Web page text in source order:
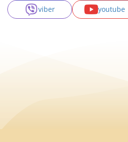
viber
youtube